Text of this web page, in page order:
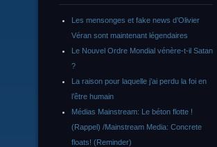
Les mensonges et fake news d’Olivier
Véran sont maintenant légendaires
Le Nouvel Ordre Mondial vénère-t-il Satan
?
La raison pour laquelle j’ai perdu la foi en
l’être humain
Médias Mainstream: Le béton flotte !
(Rappel) /Mainstream Media: Concrete
floats! (Reminder)